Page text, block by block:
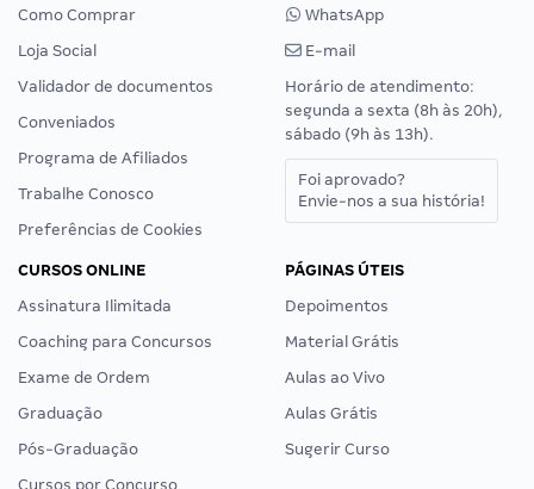
Como Comprar
Loja Social
Validador de documentos
Conveniados
Programa de Afiliados
Trabalhe Conosco
Preferências de Cookies
WhatsApp
E-mail
Horário de atendimento:
segunda a sexta (8h às 20h),
sábado (9h às 13h).
Foi aprovado?
Envie-nos a sua história!
CURSOS ONLINE
Assinatura Ilimitada
Coaching para Concursos
Exame de Ordem
Graduação
Pós-Graduação
Cursos por Concurso
PÁGINAS ÚTEIS
Depoimentos
Material Grátis
Aulas ao Vivo
Aulas Grátis
Sugerir Curso